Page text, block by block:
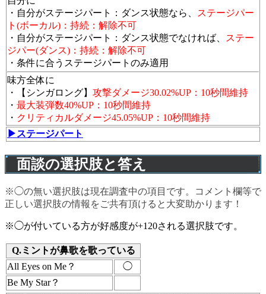
・自分がステージパート：ダンス状態なら、
ステージパー
ト(ボーカル)：持続：解除不可
・自分がステージパート：ダンス状態でなければ、
ステー
ジパー(ダンス)：持続：解除不可
・条件に合うステージパートのみ適用
味方全体に
・【シンガロング】 攻撃ダメージ30.02%UP：10秒間維持
・ 最大装弾数40%UP：10秒間維持
・ クリティカルダメージ45.05%UP：10秒間維持
▶ステージパート
面談の選択肢と答え
※◯の無い選択肢は現在調査中の項目です。コメント欄等で
正しい選択肢の情報をご共有頂けると大変助かります！
※◯が付いている方が好感度が+120される選択肢です。
Q.ミントが鼻歌を歌っている
All Eyes on Me？
◯
Be My Star？